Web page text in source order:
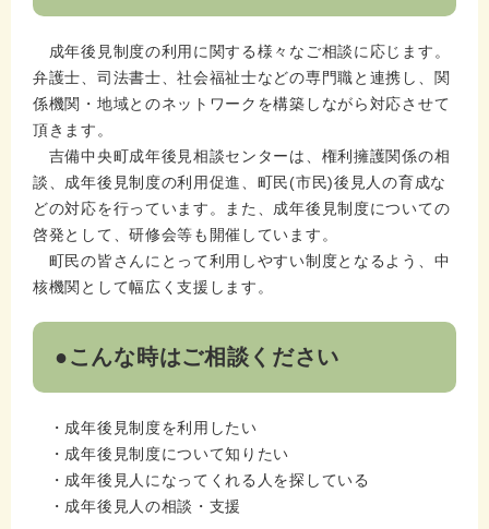
成年後見制度の利用に関する様々なご相談に応じます。
弁護士、司法書士、社会福祉士などの専門職と連携し、関
係機関・地域とのネットワークを構築しながら対応させて
頂きます。
吉備中央町成年後見相談センターは、権利擁護関係の相
談、成年後見制度の利用促進、町民(市民)後見人の育成な
どの対応を行っています。また、成年後見制度についての
啓発として、研修会等も開催しています。
町民の皆さんにとって利用しやすい制度となるよう、中
核機関として幅広く支援します。
●こんな時はご相談ください
・成年後見制度を利用したい
・成年後見制度について知りたい
・成年後見人になってくれる人を探している
・成年後見人の相談・支援